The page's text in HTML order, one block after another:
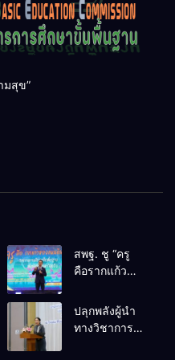
มสุข”
สพฐ. ชู “ครู
คือรากแก้ว
ขับเคลื่อนการ
ศึกษาชาติ
ปลุกพลังผู้นำ
ทางวิชาการ